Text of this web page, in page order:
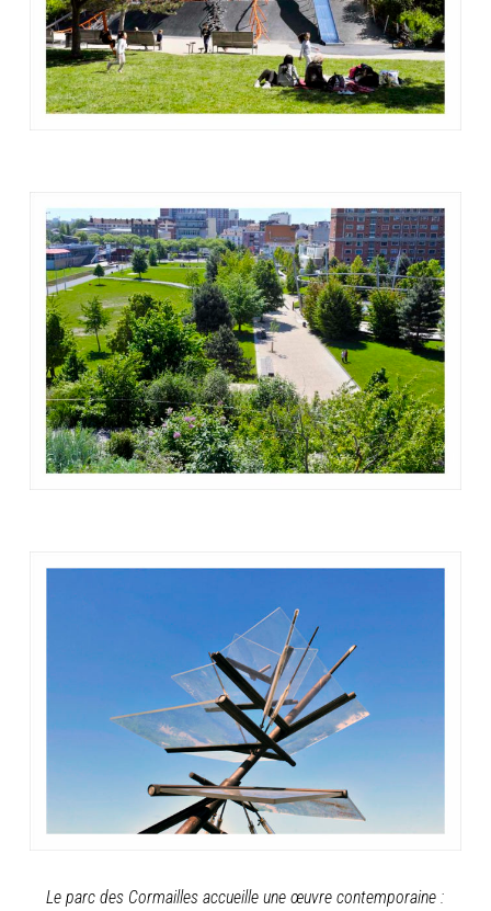
Le parc des Cormailles accueille une œuvre contemporaine :